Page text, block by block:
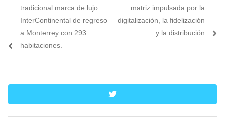
entradas
tradicional marca de lujo
InterContinental de regreso
a Monterrey con 293
habitaciones.
matriz impulsada por la
digitalización, la fidelización
y la distribución
twitter